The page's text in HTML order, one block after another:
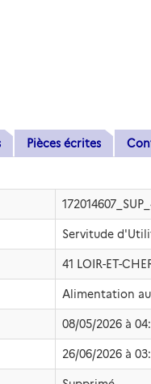
Pièces écrites
Servitude
41 LOIR-ET-
Alimentation
08/05/2026 à
26/06/2026 à